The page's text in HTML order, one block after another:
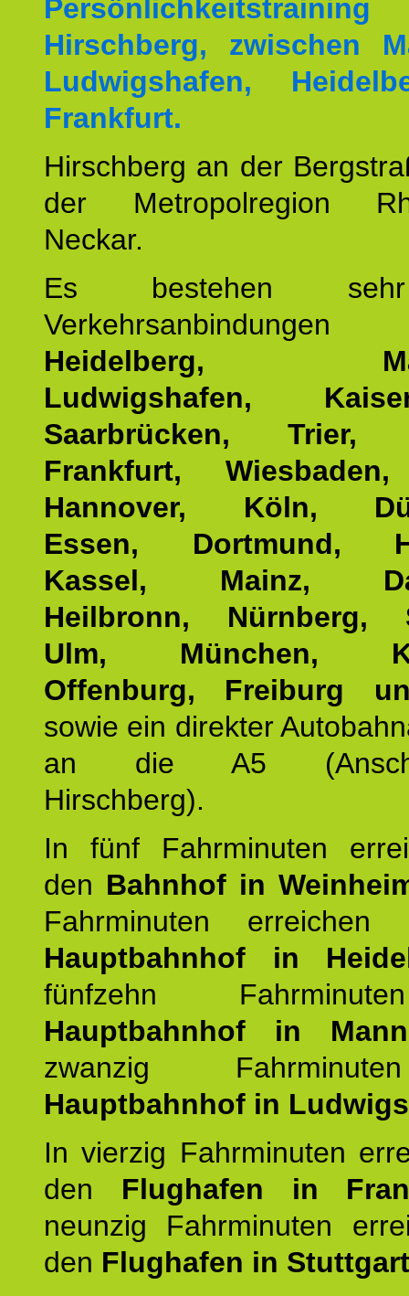
Hirschberg, zwischen
Ludwigshafen,
Frankfurt.
Hirschberg an der
der Metropolregion
Neckar.
Es bestehen
Heidelberg,
Ludwigshafen,
Saarbrücken, Trier,
Frankfurt,
Hannover, Köln,
Essen, Dortmund,
Kassel, Mainz,
Heilbronn, Nürnberg,
Ulm, München,
Offenburg, Freiburg
sowie ein direkter
an die A5
Hirschberg).
In fünf Fahrminuten
den Bahnhof in
Fahrminuten
Hauptbahnhof in
fünfzehn
Hauptbahnhof in
zwanzig
Hauptbahnhof in
In vierzig Fahrminuten
den Flughafen in
neunzig Fahrminuten
den Flughafen in